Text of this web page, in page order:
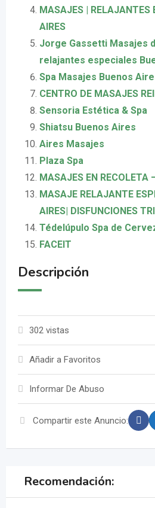
MASAJES | RELAJANTES
AIRES
Jorge Gassetti Masajes
relajantes especiales
Spa Masajes Buenos
CENTRO DE MASAJES
Sensoria Estética & Spa
Shiatsu Buenos Aires
Aires Masajes
Plaza Spa
MASAJES EN RECOLETA
MASAJE RELAJANTE
AIRES| DISFUNCIONES
Tédelúpulo Spa de
FACEIT
Descripción
302 vistas
Añadir a Favoritos
Informar De Abuso
Compartir este Anuncio:
Recomendación: